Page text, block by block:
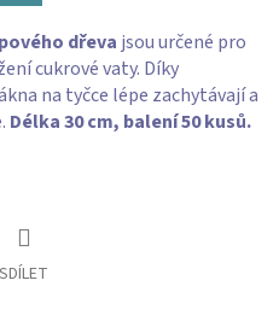
dřeva jsou určené pro
cukrové vaty. Díky
na tyčce lépe zachytávají a
Délka 30 cm, balení 50 kusů.
SDÍLET